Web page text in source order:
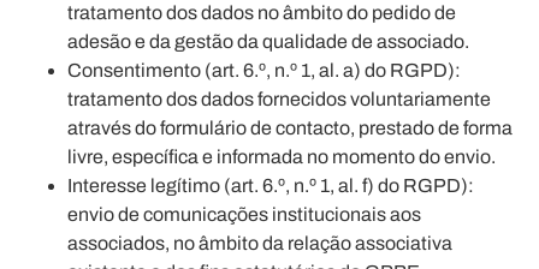
tratamento dos dados no âmbito do pedido de
adesão e da gestão da qualidade de associado.
Consentimento (art. 6.º, n.º 1, al. a) do RGPD):
tratamento dos dados fornecidos voluntariamente
através do formulário de contacto, prestado de forma
livre, específica e informada no momento do envio.
Interesse legítimo (art. 6.º, n.º 1, al. f) do RGPD):
envio de comunicações institucionais aos
associados, no âmbito da relação associativa